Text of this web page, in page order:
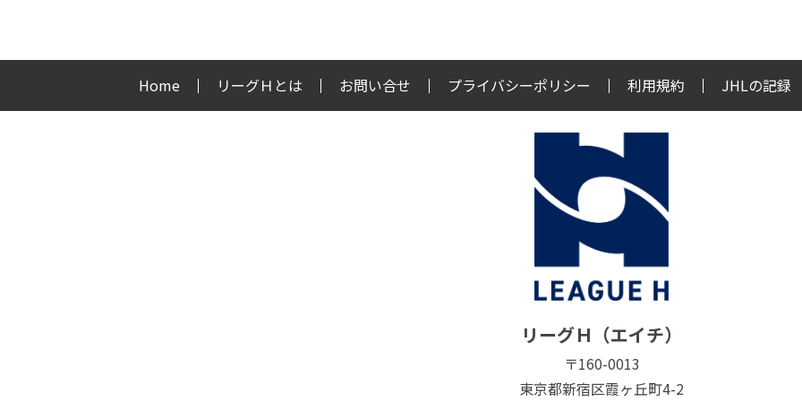
Home リーグＨとは お問い合せ プライバシーポリシー 利用規約 JHLの記録
リーグＨ（エイチ）
〒160-0013
東京都新宿区霞ヶ丘町4-2